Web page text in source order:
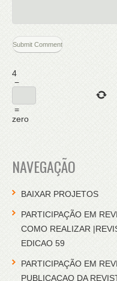
4
−
=
zero
NAVEGAÇÃO
BAIXAR PROJETOS
PARTICIPAÇÃO EM
COMO REALIZAR
EDICAO 59
PARTICIPAÇÃO EM
PUBLICACAO DA